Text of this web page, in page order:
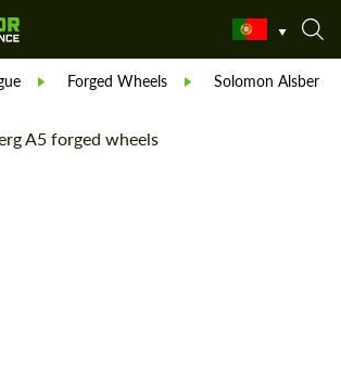
Forged Wheels Solomon Alsberg